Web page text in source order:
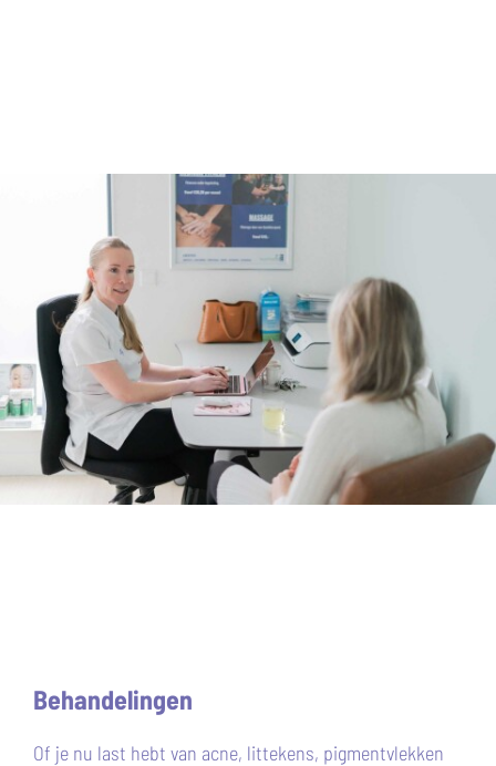
Behandelingen
Of je nu last hebt van acne, littekens, pigmentvlekken